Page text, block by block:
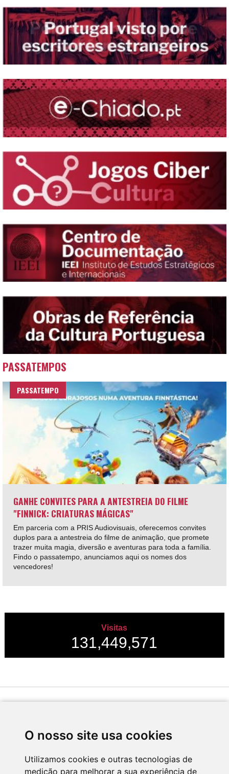
O nosso site usa cookies
Utilizamos cookies e outras tecnologias de
medição para melhorar a sua experiência de
PASSATEMPOS
PASSATEMPO
GANHE CONVITES PARA A ANTESTREIA DO FILME
"FINNICK: CRIATURAS MÁGICAS"
Em parceria com a PRIS Audiovisuais, oferecemos convites
duplos para a antestreia do filme de animação, que promete
trazer muita magia, diversão e aventuras para toda a família.
Findo o passatempo, anunciamos aqui os nomes dos
vencedores!
Visitas
131,449,571